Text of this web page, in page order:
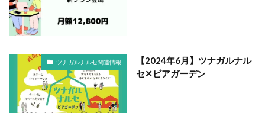
ツナガルナルセ関連情報
【2024年6月】ツナガルナル
セ✕ビアガーデン